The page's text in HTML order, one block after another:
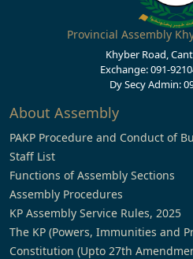
Provincial Assembly
Khyber Road,
Exchange: 091-
Dy Secy Admin:
About Assembly
PAKP Procedure and Conduct of
Staff List
Functions of Assembly Sections
Assembly Procedures
KP Assembly Service Rules, 2025
The KP (Powers, Immunities and
Constitution (Upto 27th